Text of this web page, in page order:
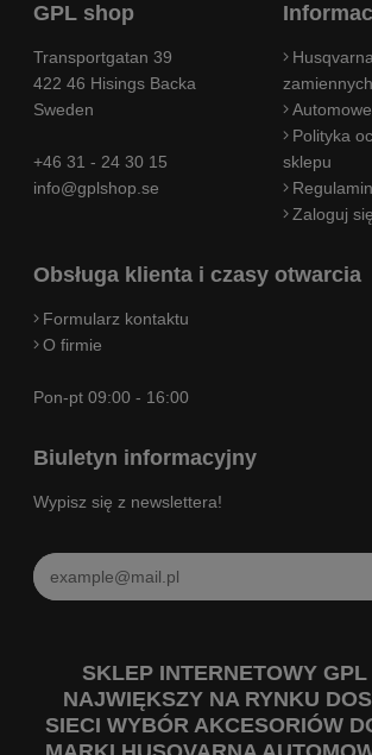
GPL shop
Transportgatan 39
422 46 Hisings Backa
Sweden
+46 31 - 24 30 15
info@gplshop.se
zamiennych
Polityka
sklepu
Regulamin
Zaloguj się
Obsługa klienta i czasy otwarcia
Formularz kontaktu
O firmie
Pon-pt 09:00 - 16:00
Biuletyn informacyjny
Wypisz się z newslettera!
SKLEP INTERNETOWY GPL
NAJWIĘKSZY NA RYNKU
SIECI WYBÓR AKCESORIÓW